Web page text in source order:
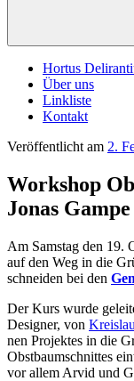
Hortus
Über uns
Linkliste
Kontakt
Veröffentlicht am 2.
Workshop
Jonas
Am Sams­tag den 19.
auf den Weg in die
schnei­den bei den
Der Kurs wur­de
Desi­gner, von
nen Pro­jek­tes in die
Obst­baum­schnit­tes
vor allem Arvid und